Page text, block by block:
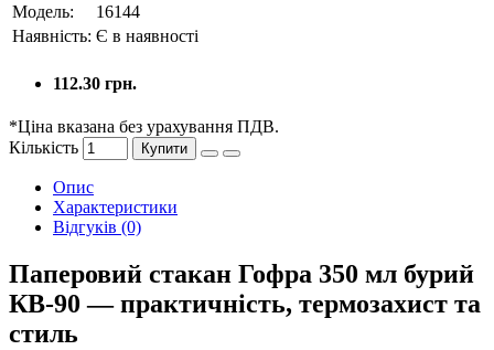
Модель:
16144
Наявність: Є в наявності
112.30 грн.
*Ціна вказана без урахування ПДВ.
Кількість
Купити
Опис
Характеристики
Відгуків (0)
Паперовий стакан Гофра 350 мл бурий
КВ-90 — практичність, термозахист та
стиль